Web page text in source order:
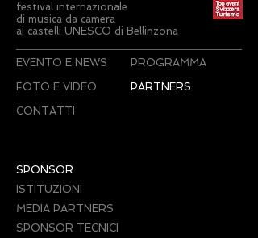
festival internazionale
di musica da camera
ai castelli UNESCO di Bellinzona
EVENTO E NEWS
FOTO E VIDEO
PROGRAMMA
PARTNERS
CONTATTI
SPONSOR
ISTITUZIONI
MEDIA PARTNERS
SPONSOR TECNICI